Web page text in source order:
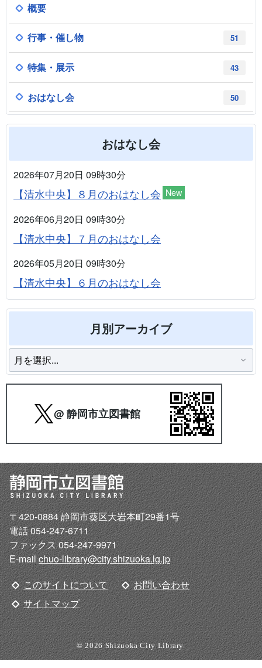
概要
51
行事・催し物
43
特集・展示
50
おはなし会
おはなし会
2026年07月20日 09時30分
【清水中央】８月のおはなし会 New
2026年06月20日 09時30分
【清水中央】７月のおはなし会
2026年05月20日 09時30分
【清水中央】６月のおはなし会
月別アーカイブ
@ 静岡市立図書館
〒420-0884 静岡市葵区大岩本町29番1号
電話 054-247-6711
ファックス 054-247-9971
E-mailchuo-library@city.shizuoka.lg.jp
このサイトについて
お問い合わせ
サイトマップ
© 2026 Shizuoka City Library.